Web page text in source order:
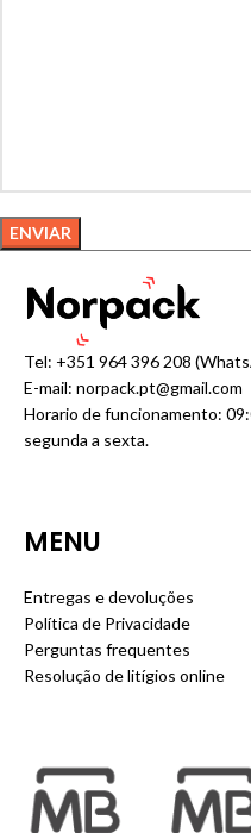
Tel: +351 964 396 208
E-mail: norpack.pt@gmail.com
Horario de funcionamento:
segunda a sexta.
MENU
Entregas e devoluções
Política de Privacidade
Perguntas frequentes
Resolução de litígios online